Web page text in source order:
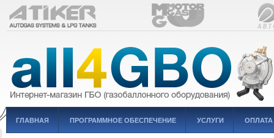
ГЛАВНАЯ ПРОГРАММНОЕ ОБЕСПЕЧЕНИЕ УСЛУГИ ОПЛАТА